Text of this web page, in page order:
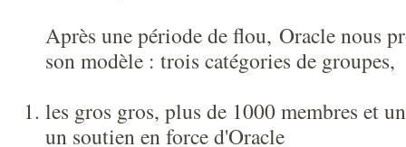
Après une période de flou, Oracle nous
son modèle : trois catégories de groupes,
les gros gros, plus de 1000 membres et
un soutien en force d'Oracle